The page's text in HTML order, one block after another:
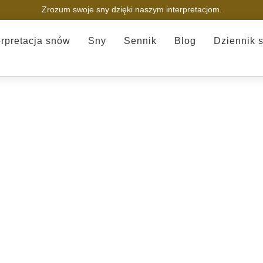
Zrozum swoje sny dzięki naszym interpretacjom.
snów Sny Sennik Blog Dziennik